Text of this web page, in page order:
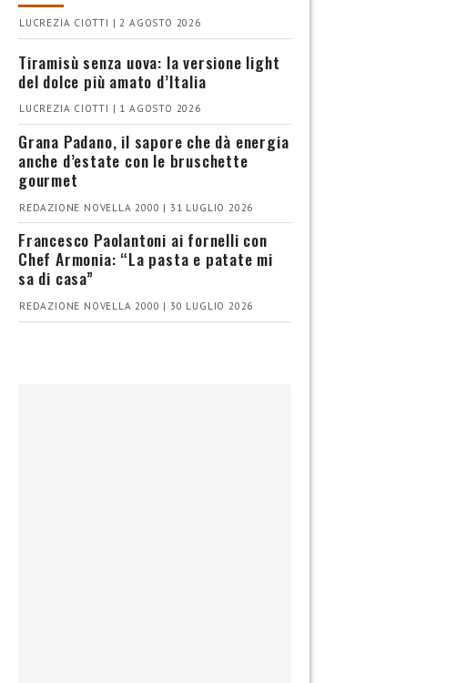
LUCREZIA CIOTTI | 2 AGOSTO 2026
Tiramisù senza uova: la versione light
del dolce più amato d’Italia
LUCREZIA CIOTTI | 1 AGOSTO 2026
Grana Padano, il sapore che dà energia
anche d’estate con le bruschette
gourmet
REDAZIONE NOVELLA 2000 | 31 LUGLIO 2026
Francesco Paolantoni ai fornelli con
Chef Armonia: “La pasta e patate mi
sa di casa”
REDAZIONE NOVELLA 2000 | 30 LUGLIO 2026